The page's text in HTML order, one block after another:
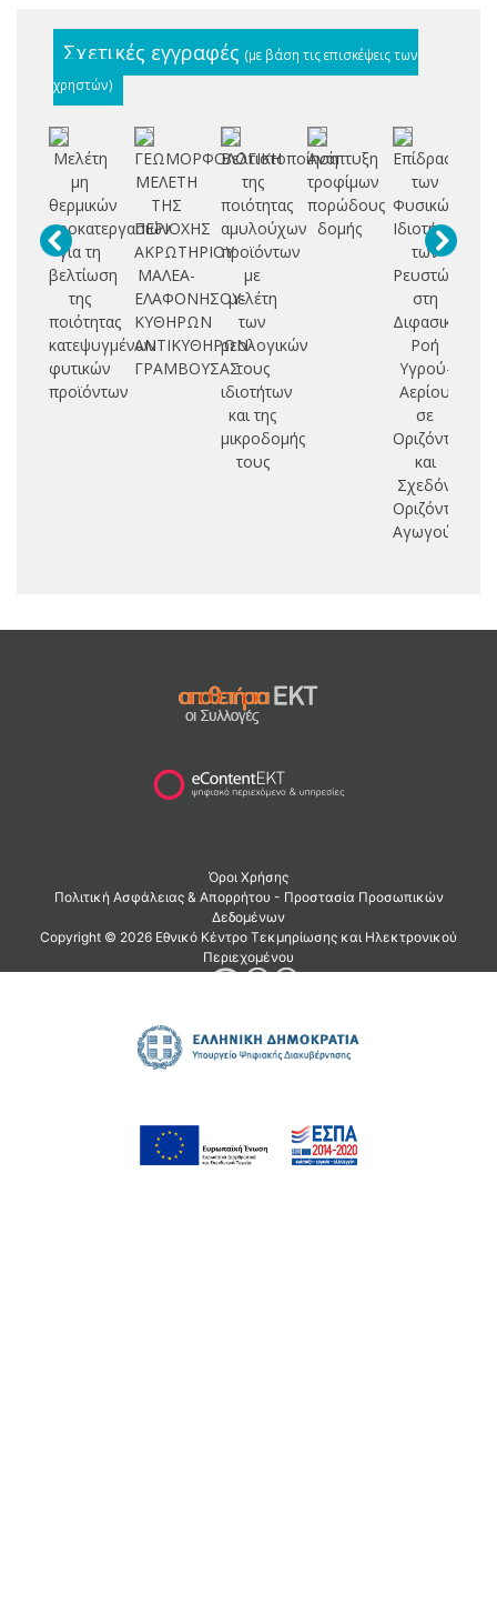
Σχετικές εγγραφές (με βάση τις επισκέψεις των
χρηστών)
Μελέτη
μη
θερμικών
προκατεργασιών
για τη
βελτίωση
της
ποιότητας
κατεψυγμένων
φυτικών
προϊόντων
ΓΕΩΜΟΡΦΟΛΟΓΙΚΗ
ΜΕΛΕΤΗ
ΤΗΣ
ΠΕΡΙΟΧΗΣ
ΑΚΡΩΤΗΡΙΟΥ
ΜΑΛΕΑ-
ΕΛΑΦΟΝΗΣΟΥ-
ΚΥΘΗΡΩΝ
ΑΝΤΙΚΥΘΗΡΩΝ-
ΓΡΑΜΒΟΥΣΑΣ
Βελτιστοποίηση
της
ποιότητας
αμυλούχων
προϊόντων
με
μελέτη
των
ρεολογικών
τους
ιδιοτήτων
και της
μικροδομής
τους
Ανάπτυξη
τροφίμων
πορώδους
δομής
Επίδραση
των
Φυσικών
Ιδιοτήτων
των
Ρευστών
στη
Διφασική
Ροή
Υγρού-
Αερίου
σε
Οριζόντιους
και
Σχεδόν
Οριζόντιους
Αγωγούς